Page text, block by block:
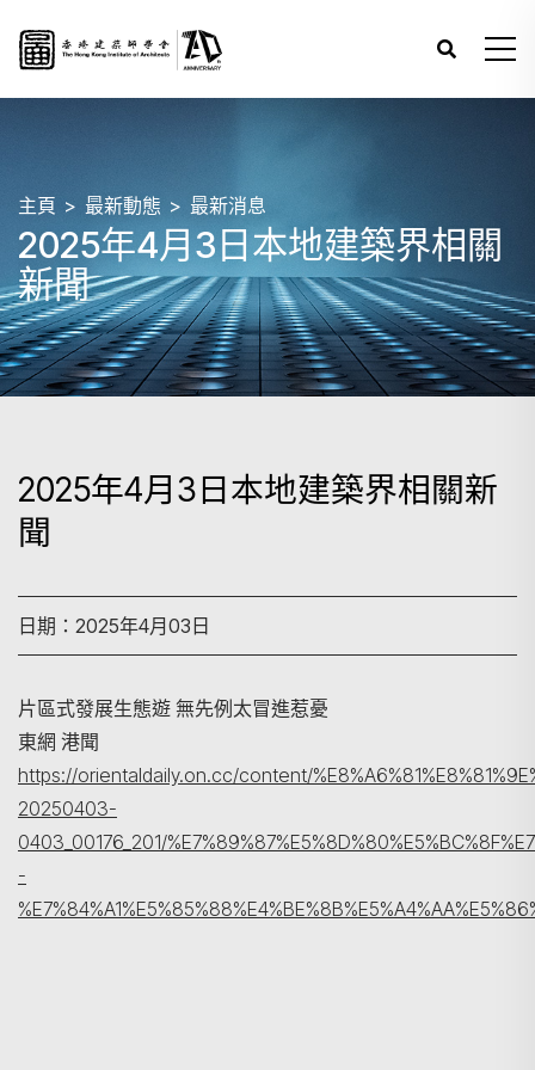
主頁 最新動態 最新消息
2025年4月3日本地建築界相關
新聞
2025年4月3日本地建築界相關新
聞
日期：2025年4月03日
片區式發展生態遊 無先例太冒進惹憂
東網 港聞
https://orientaldaily.on.cc/content/
20250403-
0403_00176_201/
-